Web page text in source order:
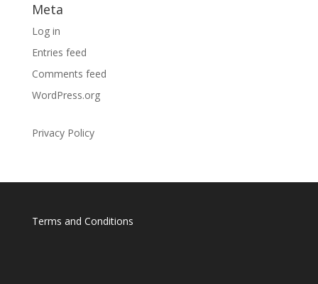
Meta
Log in
Entries feed
Comments feed
WordPress.org
Privacy Policy
Terms and Conditions